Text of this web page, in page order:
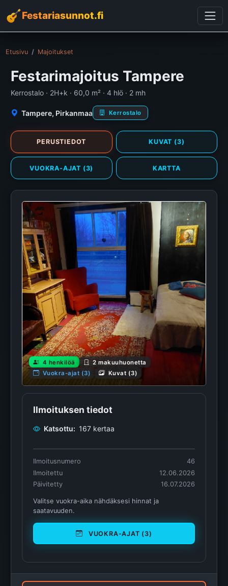
Festariasunnot.fi
Etusivu Majoitukset
Festarimajoitus Tampere
Kerrostalo · 2H+k · 60,0 m² · 4 hlö · 2 mh
Tampere, Pirkanmaa Kerrostalo
PERUSTIEDOT KUVAT (3)
VUOKRA-AJAT (3) KARTTA
4 henkilöä
2 makuuhuonetta
Vuokra-ajat (3)
Kuvat (3)
Ilmoituksen tiedot
Katsottu: 167 kertaa
Ilmoitusnumero
46
Ilmoitettu
12.06.2026
Päivitetty
16.07.2026
Valitse vuokra-aika nähdäksesi hinnat ja
saatavuuden.
VUOKRA-AJAT (3)